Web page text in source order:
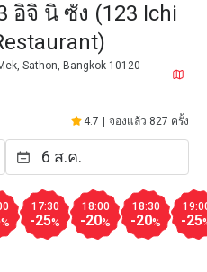
อิจิ นิ ซัง (123 Ichi
Sathon, Bangkok 10120
4.7 จองแล้ว 827 ครั้ง
%
17:30
-25%
18:00
-20%
18:30
-20% -25